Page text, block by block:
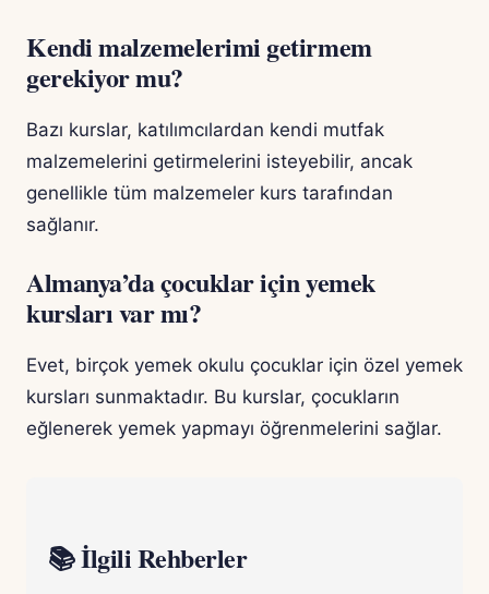
Kendi malzemelerimi getirmem
gerekiyor mu?
Bazı kurslar, katılımcılardan kendi mutfak
malzemelerini getirmelerini isteyebilir, ancak
genellikle tüm malzemeler kurs tarafından
sağlanır.
Almanya’da çocuklar için yemek
kursları var mı?
Evet, birçok yemek okulu çocuklar için özel yemek
kursları sunmaktadır. Bu kurslar, çocukların
eğlenerek yemek yapmayı öğrenmelerini sağlar.
📚 İlgili Rehberler